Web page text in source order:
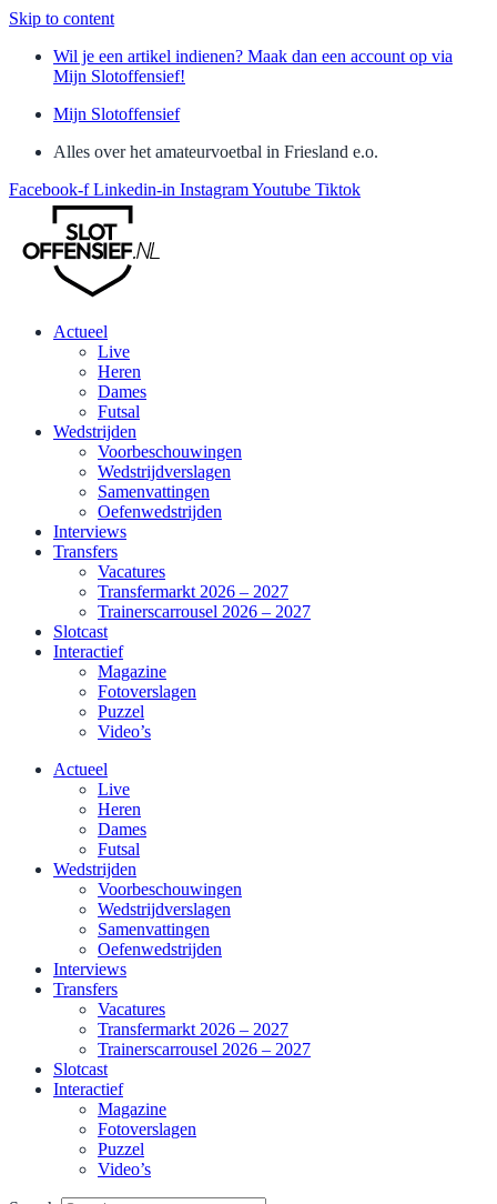
Skip to content
Wil je een artikel indienen? Maak dan een account op via
Mijn Slotoffensief!
Mijn Slotoffensief
Alles over het amateurvoetbal in Friesland e.o.
Facebook-f Linkedin-in InstagramYoutube Tiktok
Actueel
Live
Heren
Dames
Futsal
Wedstrijden
Voorbeschouwingen
Wedstrijdverslagen
Samenvattingen
Oefenwedstrijden
Interviews
Transfers
Vacatures
Transfermarkt 2026 – 2027
Trainerscarrousel 2026 – 2027
Slotcast
Interactief
Magazine
Fotoverslagen
Puzzel
Video’s
Actueel
Live
Heren
Dames
Futsal
Wedstrijden
Voorbeschouwingen
Wedstrijdverslagen
Samenvattingen
Oefenwedstrijden
Interviews
Transfers
Vacatures
Transfermarkt 2026 – 2027
Trainerscarrousel 2026 – 2027
Slotcast
Interactief
Magazine
Fotoverslagen
Puzzel
Video’s